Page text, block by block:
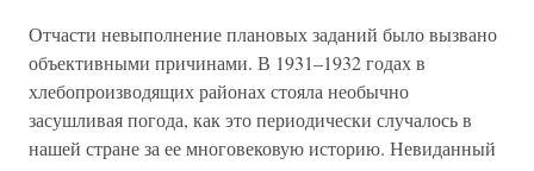
Отчасти невыполнение плановых заданий было вызвано
объективными причинами. В 1931–1932 годах в
хлебопроизводящих районах стояла необычно
засушливая погода, как это периодически случалось в
нашей стране за ее многовековую историю. Невиданный